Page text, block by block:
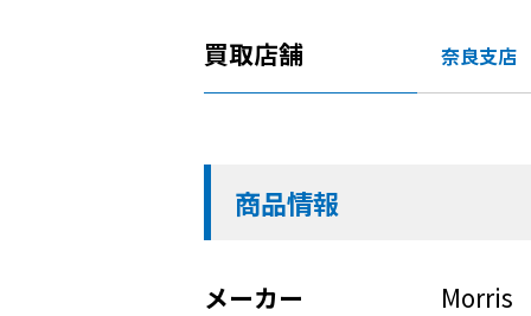
買取店舗 奈良支店
商品情報
メーカー Morris